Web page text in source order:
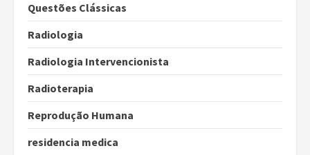
Questões Clássicas
Radiologia
Radiologia Intervencionista
Radioterapia
Reprodução Humana
residencia medica